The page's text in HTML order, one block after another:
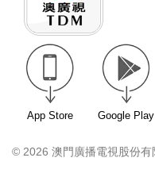
App Store Google Play
© 2026 澳門廣播電視股份有